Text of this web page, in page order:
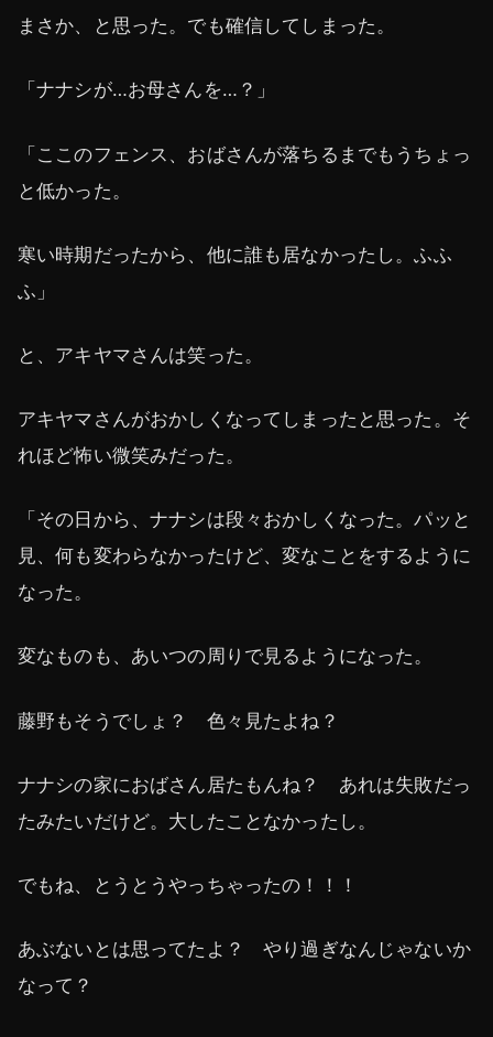
まさか、と思った。でも確信してしまった。
「ナナシが…お母さんを…？」
「ここのフェンス、おばさんが落ちるまでもうちょっ
と低かった。
寒い時期だったから、他に誰も居なかったし。ふふ
ふ」
と、アキヤマさんは笑った。
アキヤマさんがおかしくなってしまったと思った。そ
れほど怖い微笑みだった。
「その日から、ナナシは段々おかしくなった。パッと
見、何も変わらなかったけど、変なことをするように
なった。
変なものも、あいつの周りで見るようになった。
藤野もそうでしょ？ 色々見たよね？
ナナシの家におばさん居たもんね？ あれは失敗だっ
たみたいだけど。大したことなかったし。
でもね、とうとうやっちゃったの！！！
あぶないとは思ってたよ？ やり過ぎなんじゃないか
なって？